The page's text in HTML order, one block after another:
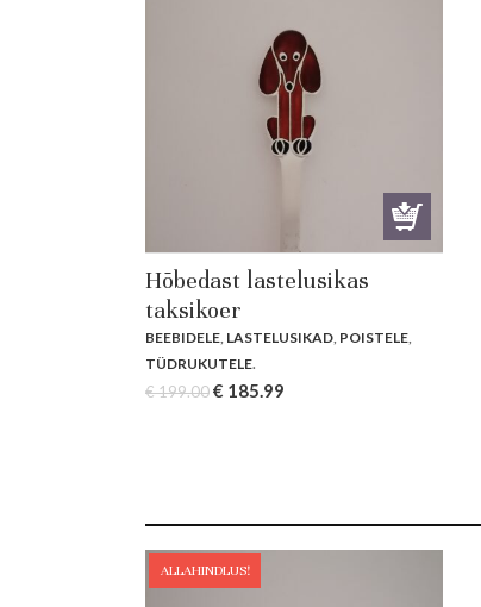
Hõbedast lastelusikas
taksikoer
BEEBIDELE, LASTELUSIKAD, POISTELE,
TÜDRUKUTELE.
€199.00Original
€ 185.99
ALLAHINDLUS!